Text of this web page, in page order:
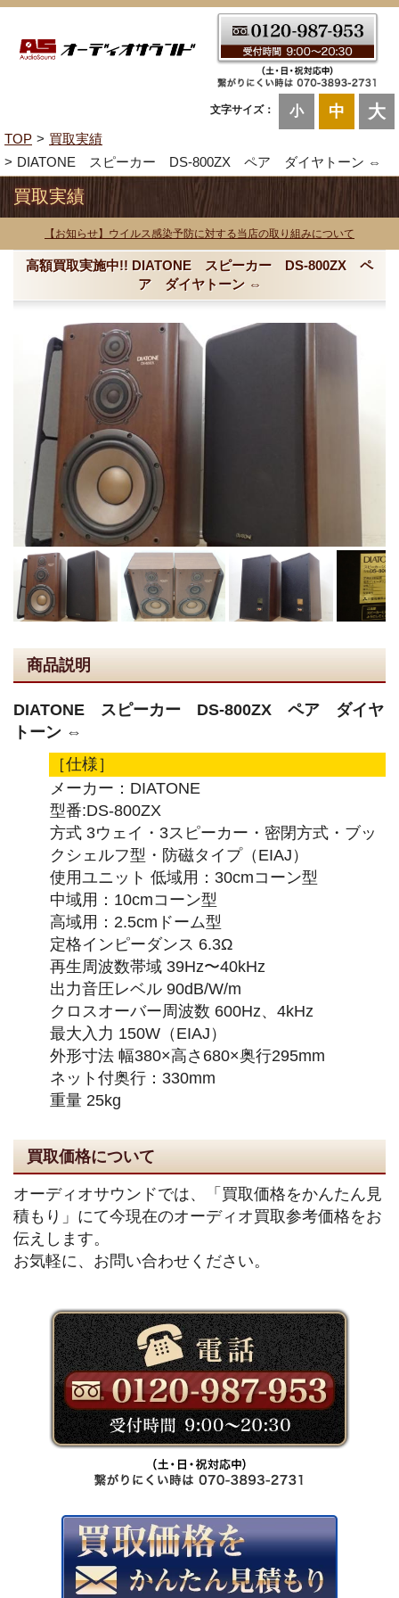
文字サイズ： 小 中 大
TOP
買取実績
DIATONE スピーカー DS-800ZX ペア ダイヤトーン ⇔
買取実績
【お知らせ】ウイルス感染予防に対する当店の取り組みについて
高額買取実施中!! DIATONE スピーカー DS-800ZX ペ
ア ダイヤトーン ⇔
商品説明
DIATONE スピーカー DS-800ZX ペア ダイヤ
トーン ⇔
［仕様］
メーカー：DIATONE
型番:DS-800ZX
方式 3ウェイ・3スピーカー・密閉方式・ブッ
クシェルフ型・防磁タイプ（EIAJ）
使用ユニット 低域用：30cmコーン型
中域用：10cmコーン型
高域用：2.5cmドーム型
定格インピーダンス 6.3Ω
再生周波数帯域 39Hz〜40kHz
出力音圧レベル 90dB/W/m
クロスオーバー周波数 600Hz、4kHz
最大入力 150W（EIAJ）
外形寸法 幅380×高さ680×奥行295mm
ネット付奥行：330mm
重量 25kg
買取価格について
オーディオサウンドでは、「買取価格をかんたん見
積もり」にて今現在のオーディオ買取参考価格をお
伝えします。
お気軽に、お問い合わせください。